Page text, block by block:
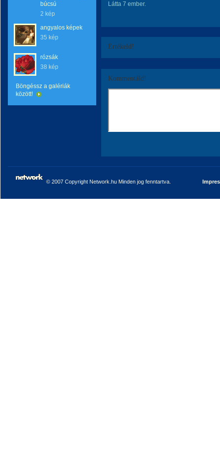
búcsú
2 kép
angyalos képek
35 kép
rózsák
38 kép
Böngéssz a galériák
között!
Látta 7 ember.
Értékeld!
Kommentáld!
© 2007 Copyright Network.hu Minden jog fenntartva.